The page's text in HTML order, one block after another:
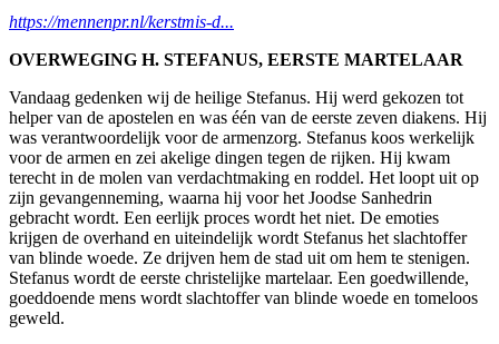
https://mennenpr.nl/kerstmis-d...
OVERWEGING H. STEFANUS, EERSTE MARTELAAR
Vandaag gedenken wij de heilige Stefanus. Hij werd gekozen tot
helper van de apostelen en was één van de eerste zeven diakens. Hij
was verantwoordelijk voor de armenzorg. Stefanus koos werkelijk
voor de armen en zei akelige dingen tegen de rijken. Hij kwam
terecht in de molen van verdachtmaking en roddel. Het loopt uit op
zijn gevangenneming, waarna hij voor het Joodse Sanhedrin
gebracht wordt. Een eerlijk proces wordt het niet. De emoties
krijgen de overhand en uiteindelijk wordt Stefanus het slachtoffer
van blinde woede. Ze drijven hem de stad uit om hem te stenigen.
Stefanus wordt de eerste christelijke martelaar. Een goedwillende,
goeddoende mens wordt slachtoffer van blinde woede en tomeloos
geweld.